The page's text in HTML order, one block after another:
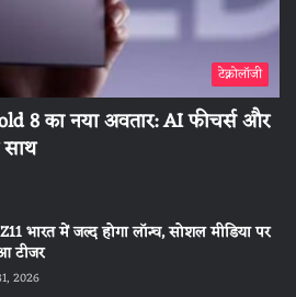
टेक्नोलॉजी
8 का नया अवतार: AI फीचर्स और
साथ
भारत में जल्द होगा लॉन्च, सोशल मीडिया पर
टीजर
2026